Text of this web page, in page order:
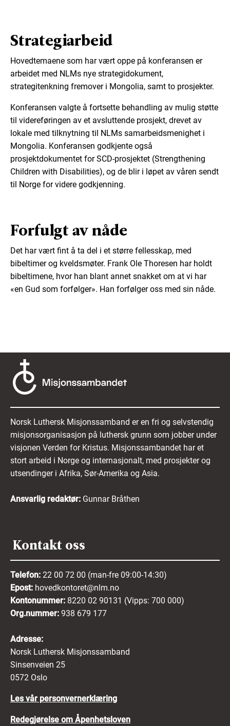
Strategiarbeid
Hovedtemaene som har vært oppe på konferansen er
arbeidet med NLMs nye strategidokument,
strategitenkning fremover i Mongolia, samt to prosjekter.
Konferansen valgte å fortsette behandling av mulig støtte
til videreføringen av et avsluttende prosjekt, drevet av
lokale med tilknytning til NLMs samarbeidsmenighet i
Mongolia. Konferansen godkjente også
prosjektdokumentet for SCD-prosjektet (Strengthening
Children with Disabilities), og de blir i løpet av våren sendt
til Norge for videre godkjenning.
Forfulgt av nåde
Det har vært fint å ta del i et større fellesskap, med
bibeltimer og kveldsmøter. Frank Ole Thoresen har holdt
bibeltimene, hvor han blant annet snakket om at vi har
«en Gud som forfølger». Han forfølger oss med sin nåde.
Norsk Luthersk Misjonssamband er en fri og selvstendig
misjonsorganisasjon på luthersk grunn som jobber under
visjonen Verden for Kristus. Misjonssambandet har et
stort arbeid i Norge og internasjonalt, med prosjekter og
utsendinger i Afrika, Sør-Amerika og Asia.
Ansvarlig redaktør: Gunnar Bråthen
Kontakt oss
Telefon: 22 00 72 00 (man-fre 09:00-14:30)
Epost: hovedkontoret@nlm.no
Kontonummer: 8220 02 90131 (Vipps: 700 000)
Org.nummer: 938 679 177
Adresse:
Norsk Luthersk Misjonssamband
Sinsenveien 25
0572 Oslo
Les vår personvernerklæring
Redegjørelse om Åpenhetsloven